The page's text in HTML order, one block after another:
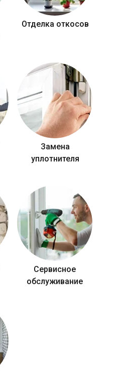
Отделка откосов
Замена
уплотнителя
Сервисное
обслуживание